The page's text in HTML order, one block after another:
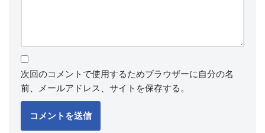
次回のコメントで使用するためブラウザーに自分の名
前、メールアドレス、サイトを保存する。